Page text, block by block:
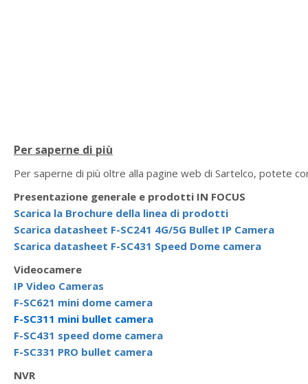
Per saperne di più
Per saperne di più oltre alla pagine web di Sartelco, potete
Presentazione generale e prodotti IN FOCUS
Scarica la Brochure della linea di prodotti
Scarica datasheet F-SC241 4G/5G Bullet IP Camera
Scarica datasheet F-SC431 Speed Dome camera
Videocamere
IP Video Cameras
F-SC621 mini dome camera
F-SC311 mini bullet camera
F-SC431 speed dome camera
F-SC331 PRO bullet camera
NVR